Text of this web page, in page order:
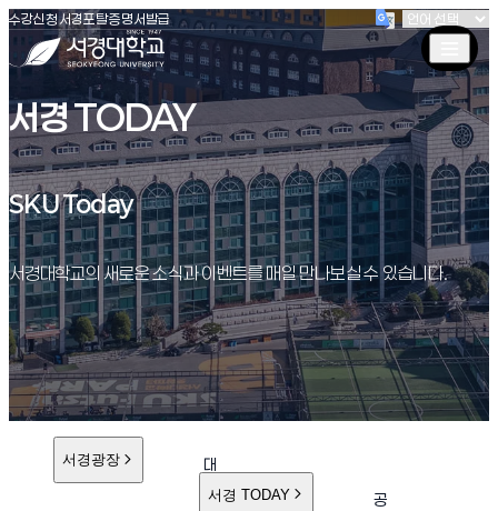
서경대학교
수강신청(새창 열림)
서경포탈(새창 열림)
증명서발급(새창 열림)
서경 TODAY
SKU Today
SKU Today
서경대학교의 새로운 소식과 이벤트를 매일 만나보실 수 있습니다.
서경광장
대
학
서경 TODAY
공